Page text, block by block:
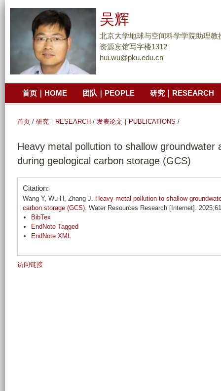
到
主
要
分
吴辉
北京大学地球与空间科学学院助理教
资源宾馆写字楼1312
hui.wu@pku.edu.cn
首页｜HOME 团队｜PEOPLE 研究｜RESEARCH
首页 / 研究｜RESEARCH / 发表论文｜PUBLICATIONS /
Heavy metal pollution to shallow groundwater
during geological carbon storage (GCS)
Citation:
Wang Y, Wu H, Zhang J. Heavy metal pollution to shallow
carbon storage (GCS). Water Resources Research [Internet].
BibTex
EndNote Tagged
EndNote XML
访问链接